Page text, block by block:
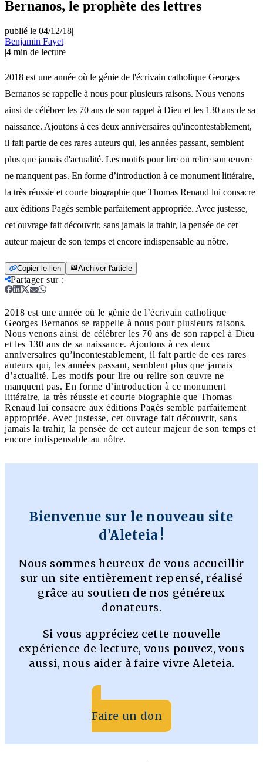
Bernanos, le prophète des lettres
publié le 04/12/18|
Benjamin Fayet
|4 min de lecture
2018 est une année où le génie de l'écrivain catholique Georges
Bernanos se rappelle à nous pour plusieurs raisons. Nous venons
ainsi de célébrer les 70 ans de son rappel à Dieu et les 130 ans de sa
naissance. Ajoutons à ces deux anniversaires qu'incontestablement,
il fait partie de ces rares auteurs qui, les années passant, semblent
plus que jamais d'actualité. Les motifs pour lire ou relire son œuvre
ne manquent pas. En forme d’introduction à ce monument littéraire,
la très réussie et courte biographie que Thomas Renaud lui consacre
aux éditions Pagès semble parfaitement appropriée. Avec justesse,
cet ouvrage fait découvrir, sans jamais la trahir, la pensée de cet
auteur majeur de son temps et encore indispensable au nôtre.
Copier le lien Archiver l'article
Partager sur:
2018 est une année où le génie de l’écrivain catholique
Georges Bernanos se rappelle à nous pour plusieurs raisons.
Nous venons ainsi de célébrer les 70 ans de son rappel à Dieu
et les 130 ans de sa naissance. Ajoutons à ces deux
anniversaires qu’incontestablement, il fait partie de ces rares
auteurs qui, les années passant, semblent plus que jamais
d’actualité. Les motifs pour lire ou relire son œuvre ne
manquent pas. En forme d’introduction à ce monument
littéraire, la très réussie et courte biographie que Thomas
Renaud lui consacre aux éditions Pagès semble parfaitement
appropriée. Avec justesse, cet ouvrage fait découvrir, sans
jamais la trahir, la pensée de cet auteur majeur de son temps et
encore indispensable au nôtre.
Bienvenue sur le nouveau site
d’Aleteia !
Nous sommes heureux de vous accueillir
sur un site entièrement repensé, réalisé
grâce au soutien de nos généreux
donateurs.
Si vous appréciez cette nouvelle
expérience de lecture, vous pouvez, vous
aussi, nous aider à faire vivre Aleteia.
Faire un don